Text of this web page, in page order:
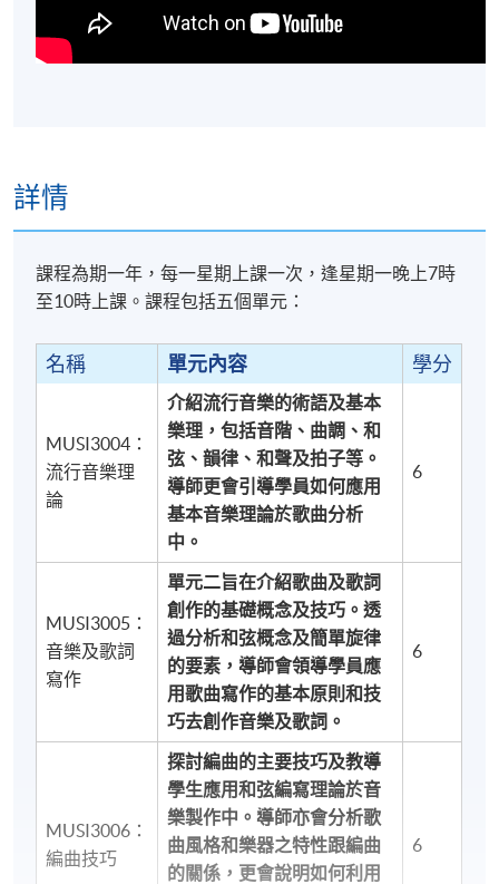
詳情
課程為期一年，每一星期上課一次，逢星期一晚上7時
至10時上課。課程包括五個單元：
名稱 單元內容 學分
MUSI3004：
流行音樂理
論
介紹流行音樂的術語及基本
樂理，包括音階、曲調、和
弦、韻律、和聲及拍子等。
導師更會引導學員如何應用
基本音樂理論於歌曲分析
中。
6
MUSI3005：
音樂及歌詞
寫作
單元二旨在介紹歌曲及歌詞
創作的基礎概念及技巧。透
過分析和弦概念及簡單旋律
的要素，導師會領導學員應
用歌曲寫作的基本原則和技
巧去創作音樂及歌詞。
6
MUSI3006：
編曲技巧
探討編曲的主要技巧及教導
學生應用和弦編寫理論於音
樂製作中。導師亦會分析歌
曲風格和樂器之特性跟編曲
的關係，更會說明如何利用
6